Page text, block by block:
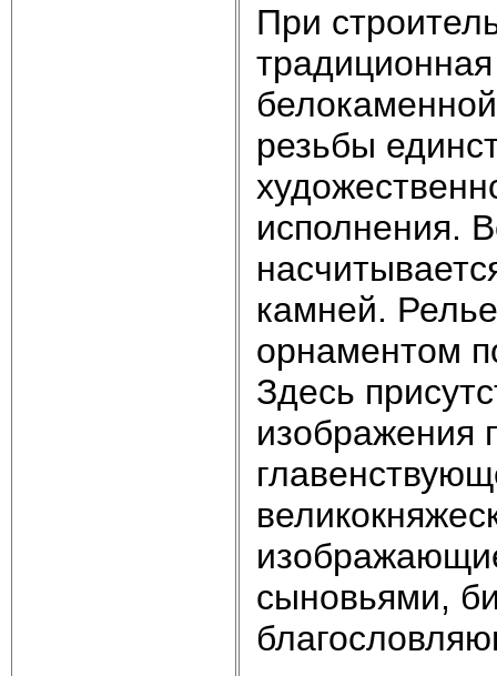
При
резьбы
исполнения.
камней.
орнаментом
Здесь
изображения
сыновьями,